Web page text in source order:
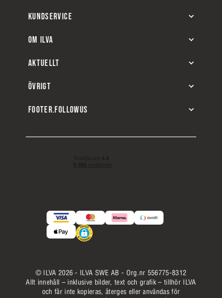
KUNDSERVICE
OM ILVA
AKTUELLT
ÖVRIGT
FOOTER.FOLLOWUS
© ILVA 2026 - ILVA SWE AB - Org.nr 556775-8312
Allt innehåll – inklusive bilder, text och grafik – tillhör ILVA
och får inte kopieras, återges eller användas för